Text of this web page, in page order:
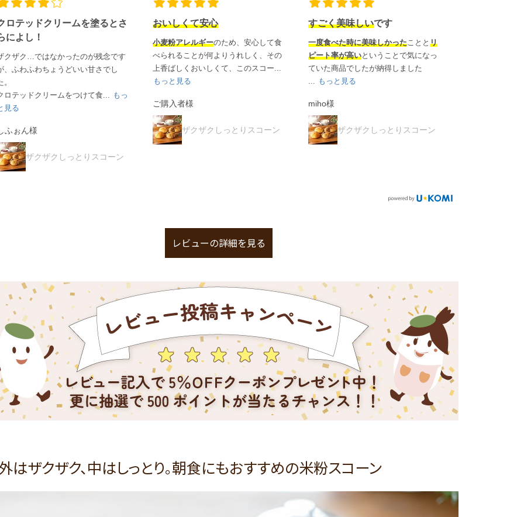
いしくて安心
麦粉アレルギー
られることが何よりうれしく、その
香ばしくおいしくて、このスコー...
っと見る
購入者様
ザクザクしっとりスコーン
すごく美味しいです
一度食べた時に美味しかったこととリ
ピート率が高いということで気になっ
ていた商品でしたが納得しました
... もっと見る
miho様
ザクザクしっとりスコーン
プレーンスコーン
以前から気になっていました！ 思って
いた以上にとてもしっとりしていて、
小ぶりの大きさもちょうど良く、軽...
もっと見る
ご購入者様
ザクザクしっとりスコーン
レビューの詳細を見る
はザクザク、中はしっとり。朝食にもおすすめの米粉スコーン